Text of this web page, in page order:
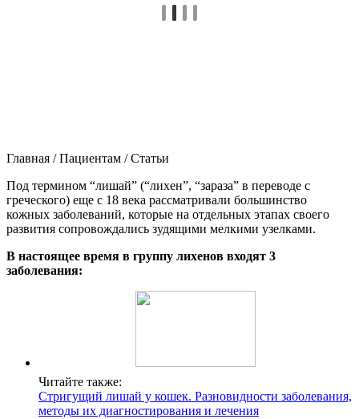
Главная / Пациентам / Статьи
Под термином “лишай” (“лихен”, “зараза” в переводе с
греческого) еще с 18 века рассматривали большинство
кожных заболеваний, которые на отдельных этапах своего
развития сопровождались зудящими мелкими узелками.
В настоящее время в группу лихенов входят 3
заболевания:
Читайте также:
Стригущий лишай у кошек. Разновидности заболевания,
методы их диагностирования и лечения